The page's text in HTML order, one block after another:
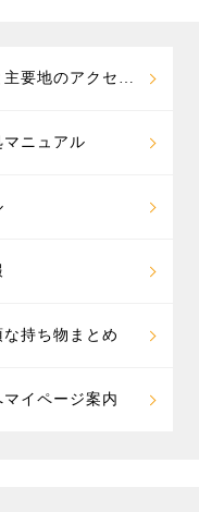
要地のアクセス
ニュアル
持ち物まとめ
イページ案内